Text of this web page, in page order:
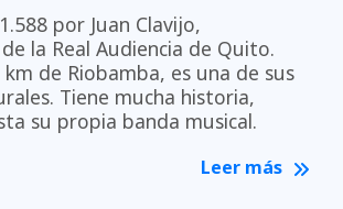
por Juan Clavijo,
la Real Audiencia de Quito.
km de Riobamba, es una de sus
Tiene mucha historia,
su propia banda musical.
Leer más